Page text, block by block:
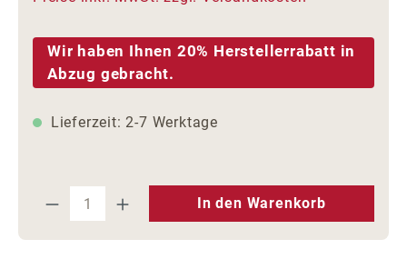
Wir haben Ihnen 20% Herstellerrabatt in
Abzug gebracht.
Lieferzeit: 2-7 Werktage
Produkt Anzahl: Gib den
In den Warenkorb